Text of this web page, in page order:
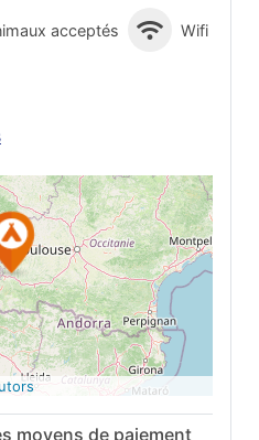
acceptés Wifi
Google
moyens de paiement